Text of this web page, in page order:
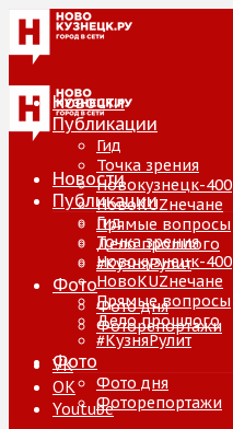
Новости
Публикации
Гид
Точка зрения
Новокузнецк-400
НовоKUZнечане
Прямые вопросы
Дело прошлого
#КузняРулит
Фото
Фото дня
Фоторепортажи
VK
ОК
Youtube
Новости
Публикации
Гид
Точка зрения
Новокузнецк-400
НовоKUZнечане
Прямые вопросы
Дело прошлого
#КузняРулит
Фото
Фото дня
Фоторепортажи